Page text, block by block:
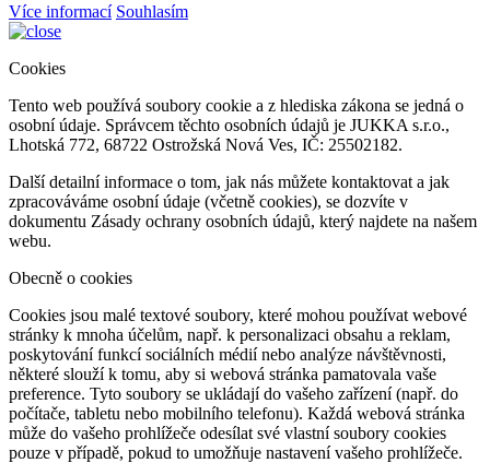
Více informací Souhlasím
Cookies
Tento web používá soubory cookie a z hlediska zákona se jedná o
osobní údaje. Správcem těchto osobních údajů je JUKKA s.r.o.,
Lhotská 772, 68722 Ostrožská Nová Ves, IČ: 25502182.
Další detailní informace o tom, jak nás můžete kontaktovat a jak
zpracováváme osobní údaje (včetně cookies), se dozvíte v
dokumentu Zásady ochrany osobních údajů, který najdete na našem
webu.
Obecně o cookies
Cookies jsou malé textové soubory, které mohou používat webové
stránky k mnoha účelům, např. k personalizaci obsahu a reklam,
poskytování funkcí sociálních médií nebo analýze návštěvnosti,
některé slouží k tomu, aby si webová stránka pamatovala vaše
preference. Tyto soubory se ukládají do vašeho zařízení (např. do
počítače, tabletu nebo mobilního telefonu). Každá webová stránka
může do vašeho prohlížeče odesílat své vlastní soubory cookies
pouze v případě, pokud to umožňuje nastavení vašeho prohlížeče.